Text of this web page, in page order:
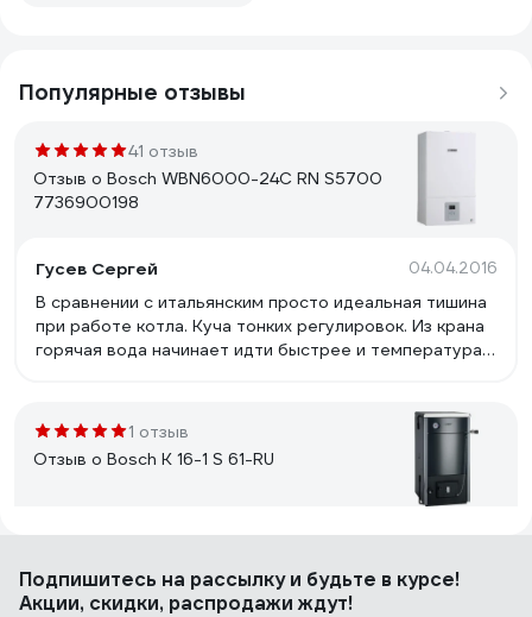
Популярные отзывы
41 отзыв
Отзыв о Bosch WBN6000-24C RN S5700
7736900198
Гусев Сергей 04.04.2016
В сравнении с итальянским просто идеальная тишина
при работе котла. Куча тонких регулировок. Из крана
горячая вода начинает идти быстрее и температура
1 отзыв
Отзыв о Bosch K 16-1 S 61-RU
Толстый металл, компактный, эстетичный
Подпишитесь на рассылкуи будьте в курсе!
Акции, скидки, распродажи ждут!